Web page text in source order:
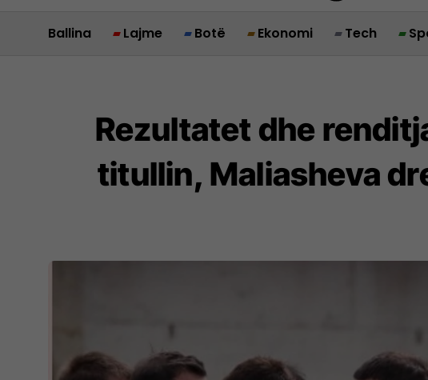
Ballina Lajme Botë Ekonomi Tech
Rezultatet dhe
titullin, Maliasheva